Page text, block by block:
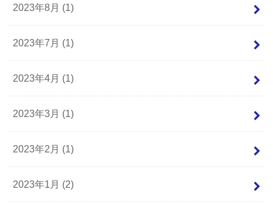
2023年8月 (1)
2023年7月 (1)
2023年4月 (1)
2023年3月 (1)
2023年2月 (1)
2023年1月 (2)